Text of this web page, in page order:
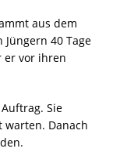
aus dem
Jüngern 40 Tage
er vor ihren
Sie
warten. Danach